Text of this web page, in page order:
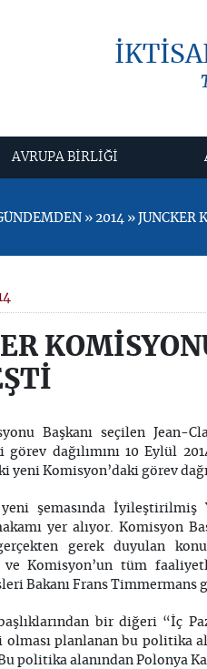
AVRUPA BİRLİĞİ
» 2014 »
Başkanı seçilen Jean-
görev dağılımını 10 Eylül
yeni Komisyon’daki görev
yeni şemasında İyileştirilmiş
yer alıyor. Komisyon
gerek duyulan
ve Komisyon’un tüm
Bakanı Frans Timmermans
bir diğeri “İç
olması planlanan bu politika
politika alanından Polonya